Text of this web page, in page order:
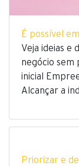
É possível
Veja ideias e
negócio sem
inicial
Alcançar a
Priorizar e